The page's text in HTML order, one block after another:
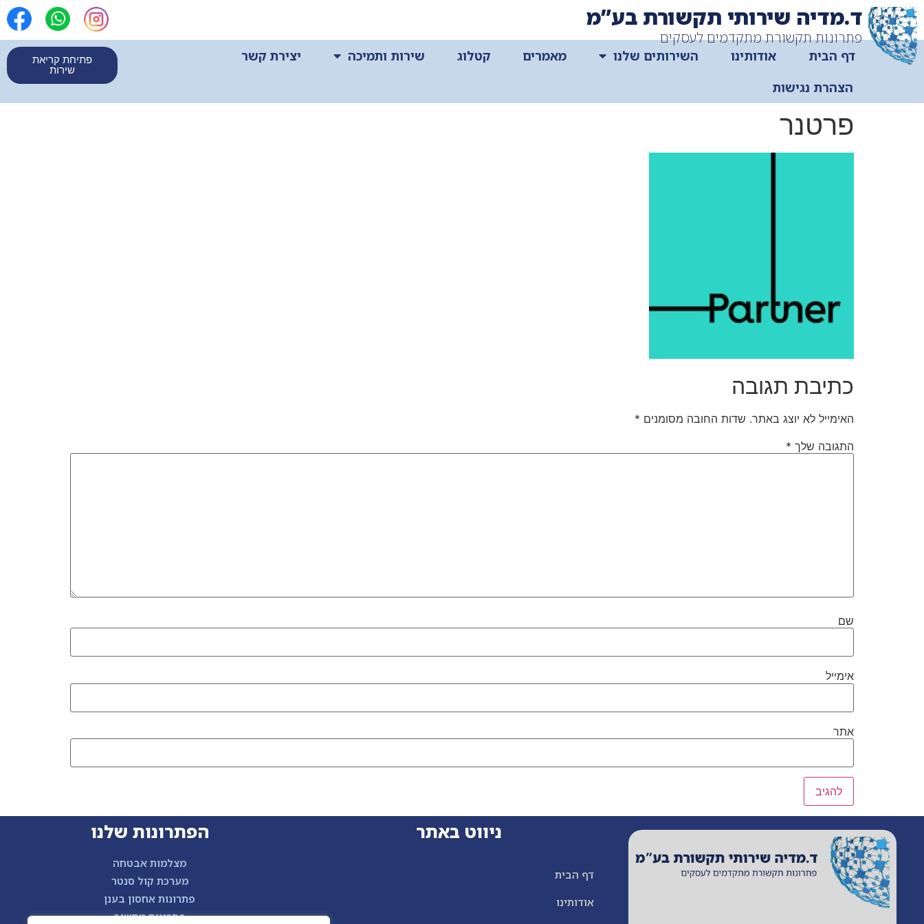
ד.מדיה שירותי תקשורת בע”מ
פתרונות תקשורת מתקדמים לעסקים
דף הבית אודותינו השירותים שלנו מאמרים קטלוג שירות ותמיכה
יצירת קשר
הצהרת נגישות
פתיחת קריאת
שירות
פרטנר
כתיבת תגובה
האימייל לא יוצג באתר. שדות החובה מסומנים *
התגובה שלך *
שם
אימייל
אתר
ניווט באתר
דף הבית
אודותינו
הפתרונות שלנו
מצלמות אבטחה
מערכת קול סנטר
פתרונות אחסון בענן
פתרונות מחשוב